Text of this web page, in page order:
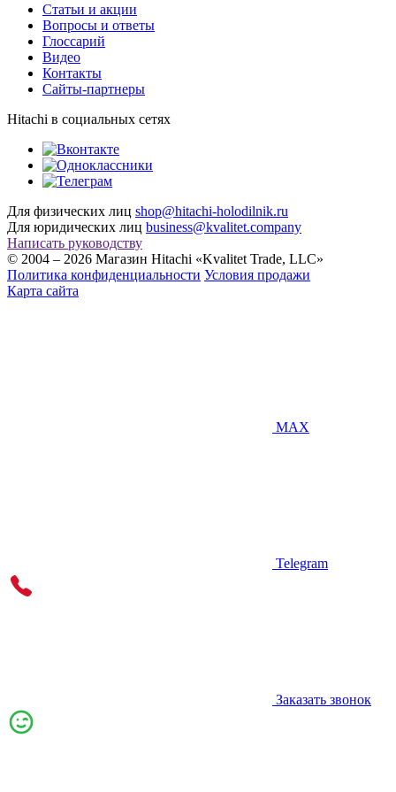
Cтатьи и акции
Вопросы и ответы
Глоссарий
Видео
Контакты
Сайты-партнеры
Hitachi в социальных сетях
Для физических лиц shop@hitachi-holodilnik.ru
Для юридических лиц business@kvalitet.company
Написать руководству
© 2004 – 2026 Магазин Hitachi «Kvalitet Trade, LLC»
Политика конфиденциальности Условия продажи
Карта сайта
MAX
Telegram
Заказать звонок